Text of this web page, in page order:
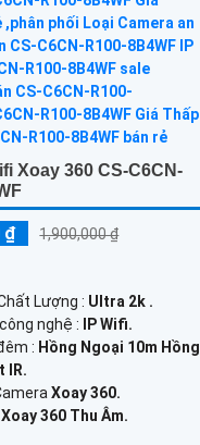
Xoay 360 CS-C6CN-
₫ 1,900,000 ₫
Lượng : Ultra 2k .
nghệ :
IP Wifi.
: Hồng Ngoại 10m Hồng
IR.
Xoay 360.
Xoay 360 Thu Âm.